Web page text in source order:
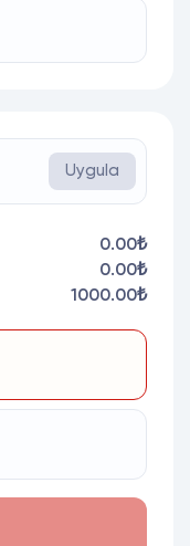
Uygula
0.00₺
0.00₺
1000.00₺